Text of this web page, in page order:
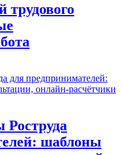
трудового
Роструда
шаблоны